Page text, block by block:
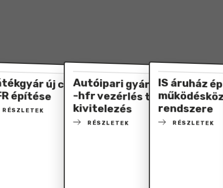
HFR új csarnoka
építése
RÉSZLETEK
Autóipari gyártócsarnok
-hfr vezérlés tervezés,
kivitelezés
RÉSZLETEK
IS áruház
rendszere
RÉSZLETEK